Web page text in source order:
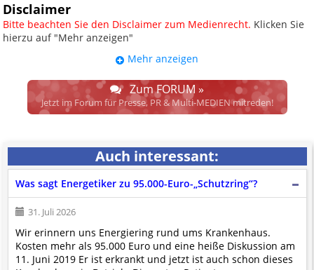
Disclaimer
Bitte beachten Sie den Disclaimer zum Medienrecht. Klicken Sie
hierzu auf "Mehr anzeigen"
UPDATE: § 17 ECG seit 16.02.2024
weggefallen.
Wir lassen den Disclaimertext dennoch so stehen, bis sich die
Justiz im klaren ist, wodurch dieser und etliche weitere, damit
Spielraum für das sog. "Richterrecht", welches alleine aufgrund
schwammiger Gesetze gewisse Parteien bevorzugen kann.
Wir verweisen hiermit auf den
Ausschluss der Verantwortlichkeit bei
Links
und betonen ausdrücklich, dass wir die im Abs. 1 des § 17 ECG
genannte Überprüfung etwaiger Rechtswidrigkeit im verlinkten Inhalt
nicht immer gewährleisten können.
Die Betreiber und die Autoren dieser Website sind weder Juristen, noch
beschäftigen sie solche, dürfen und können daherkeine
Mehr anzeigen
Zum FORUM »
Jetzt im Forum für Presse, PR & Multi-MEDIEN mitreden!
Auch interessant:
Was sagt Energetiker zu 95.000-Euro-„Schutzring“?
31. Juli 2026
Wir erinnern uns Energiering rund ums Krankenhaus.
Kosten mehr als 95.000 Euro und eine heiße Diskussion am
11. Juni 2019 Er ist erkrankt und jetzt ist auch schon dieses